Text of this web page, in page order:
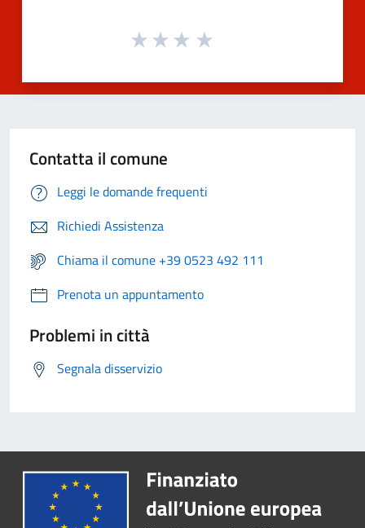
Contatta il comune
Leggi le domande frequenti
Richiedi Assistenza
Chiama il comune +39 0523 492 111
Prenota un appuntamento
Problemi in città
Segnala disservizio